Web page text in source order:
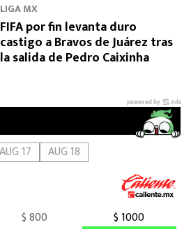
LIGA MX
FIFA por fin levanta duro
castigo a Bravos de Juárez tras
la salida de Pedro Caixinha